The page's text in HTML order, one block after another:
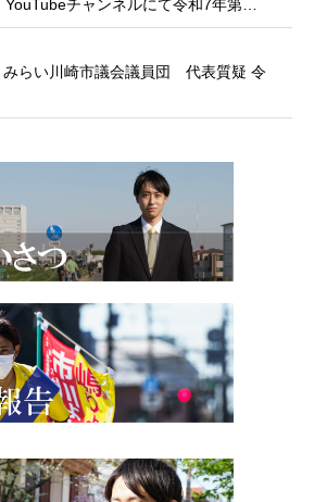
YouTubeチャンネルにて令和7年第…
らい川崎市議会議員団 代表質疑 令